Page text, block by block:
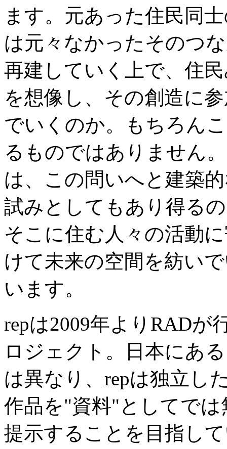
ます。元あった住民同
は元々なかったそのつ
再建していく上で、住
を想像し、その創造に
でいくのか。もちろん
るものではありません
は、この問いへと建築
試みとしてもあり得る
そこに住む人々の活動
けて未来の空間を紡い
います。
repは2009年よりRADが
ロジェクト。日本にあ
は異なり、repは独立し
作品を"資料"としてで
提示することを目指し